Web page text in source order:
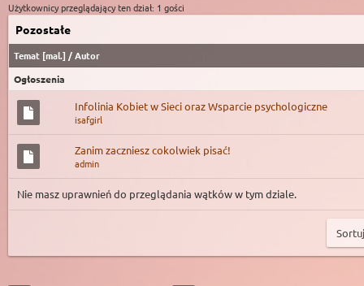
Użytkownicy przeglądający ten dział: 1 gości
Pozostałe
Temat [mal.] /Autor
Ogłoszenia
Infolinia Kobiet w Sieci oraz Wsparcie psychologiczne
isafgirl
Zanim zaczniesz cokolwiek pisać!
admin
Nie masz uprawnień do przeglądania wątków w tym dziale.